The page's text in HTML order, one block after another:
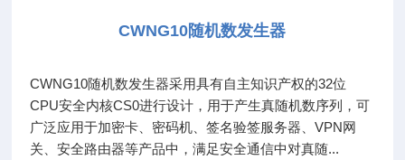
CWNG10随机数发生器
CWNG10随机数发生器采用具有自主知识产权的32位
CPU安全内核CS0进行设计，用于产生真随机数序列，可
广泛应用于加密卡、密码机、签名验签服务器、VPN网
关、安全路由器等产品中，满足安全通信中对真随...